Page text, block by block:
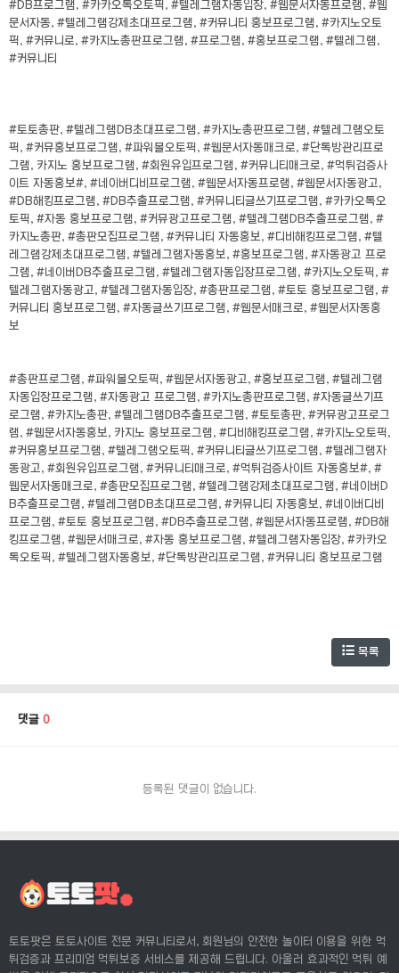
#DB프로그램, #카카오톡오토픽, #텔레그램자동입장, #웹문서자동프로램, #웹
문서자동, #텔레그램강제초대프로그램, #커뮤니티 홍보프로그램, #카지노오토
픽, #커뮤니로, #카지노총판프로그램, #프로그램, #홍보프로그램, #텔레그램,
#커뮤니티
#토토총판, #텔레그램DB초대프로그램, #카지노총판프로그램, #텔레그램오토
픽, #커뮤홍보프로그램, #파워볼오토픽, #웹문서자동매크로, #단톡방관리프로
그램, 카지노 홍보프로그램, #회원유입프로그램, #커뮤니티매크로, #먹튀검증사
이트 자동홍보#, #네이버디비프로그램, #웹문서자동프로램, #웹문서자동광고,
#DB해킹프로그램, #DB추출프로그램, #커뮤니티글쓰기프로그램, #카카오톡오
토픽, #자동 홍보프로그램, #커뮤광고프로그램, #텔레그램DB추출프로그램, #
카지노총판, #총판모집프로그램, #커뮤니티 자동홍보, #디비해킹프로그램, #텔
레그램강제초대프로그램, #텔레그램자동홍보, #홍보프로그램, #자동광고 프로
그램, #네이버DB추출프로그램, #텔레그램자동입장프로그램, #카지노오토픽, #
텔레그램자동광고, #텔레그램자동입장, #총판프로그램, #토토 홍보프로그램, #
커뮤니티 홍보프로그램, #자동글쓰기프로그램, #웹문서매크로, #웹문서자동홍
보
#총판프로그램, #파워볼오토픽, #웹문서자동광고, #홍보프로그램, #텔레그램
자동입장프로그램, #자동광고 프로그램, #카지노총판프로그램, #자동글쓰기프
로그램, #카지노총판, #텔레그램DB추출프로그램, #토토총판, #커뮤광고프로그
램, #웹문서자동홍보, 카지노 홍보프로그램, #디비해킹프로그램, #카지노오토픽,
#커뮤홍보프로그램, #텔레그램오토픽, #커뮤니티글쓰기프로그램, #텔레그램자
동광고, #회원유입프로그램, #커뮤니티매크로, #먹튀검증사이트 자동홍보#, #
웹문서자동매크로, #총판모집프로그램, #텔레그램강제초대프로그램, #네이버D
B추출프로그램, #텔레그램DB초대프로그램, #커뮤니티 자동홍보, #네이버디비
프로그램, #토토 홍보프로그램, #DB추출프로그램, #웹문서자동프로램, #DB해
킹프로그램, #웹문서매크로, #자동 홍보프로그램, #텔레그램자동입장, #카카오
톡오토픽, #텔레그램자동홍보, #단톡방관리프로그램, #커뮤니티 홍보프로그램
목록
댓글 0
등록된 댓글이 없습니다.
토토팟은 토토사이트 전문 커뮤니티로서, 회원님의 안전한 놀이터 이용을 위한 먹
튀검증과 프리미엄 먹튀보증 서비스를 제공해 드립니다. 아울러 효과적인 먹튀 예